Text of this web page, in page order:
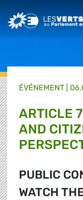
Greens/EFA Home
ÉVÉNEMENT
ARTICLE
AND
PUBLIC
WATCH